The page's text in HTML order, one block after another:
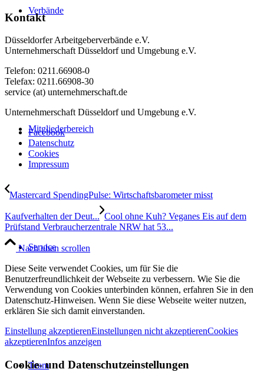
Verbände
Mitgliederbereich
Service
Team
Kontakt
Düsseldorfer Arbeitgeberverbände e.V.
Unternehmerschaft Düsseldorf und Umgebung e.V.
Telefon: 0211.66908-0
Telefax: 0211.66908-30
service (at) unternehmerschaft.de
Unternehmerschaft Düsseldorf und Umgebung e.V.
Facebook
Datenschutz
Cookies
Impressum
Mastercard SpendingPulse: Wirtschaftsbarometer misst
Kaufverhalten der Deut... Cool ohne Kuh? Veganes Eis auf dem
Prüfstand Verbraucherzentrale NRW hat 53...
Nach oben scrollen
Diese Seite verwendet Cookies, um für Sie die
Benutzerfreundlichkeit der Webseite zu verbessern. Wie Sie die
Verwendung von Cookies unterbinden können, erfahren Sie in den
Datenschutz-Hinweisen. Wenn Sie diese Webseite weiter nutzen,
erklären Sie sich damit einverstanden.
Einstellung akzeptierenEinstellungen nicht akzeptierenCookies
akzeptierenInfos anzeigen
Cookie- und Datenschutzeinstellungen